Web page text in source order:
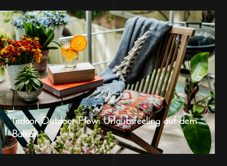
Indoor-Outdoor-Flow: Urlaubsfeeling auf dem
Balkon